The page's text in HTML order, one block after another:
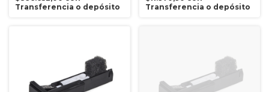
Transferencia o depósito
Transferencia o depósito